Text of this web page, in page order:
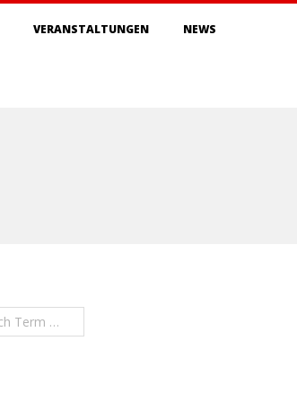
VERANSTALTUNGEN NEWS